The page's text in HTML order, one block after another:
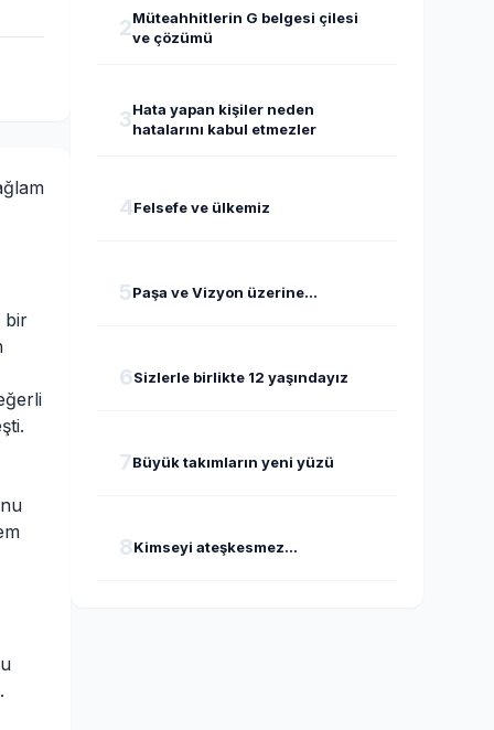
bir
2Müteahhitlerin G belgesi çilesi
ve çözümü
3Hata yapan kişiler neden
hatalarını kabul etmezler
4Felsefe ve ülkemiz
5Paşa ve Vizyon üzerine...
6Sizlerle birlikte 12 yaşındayız
7Büyük takımların yeni yüzü
8Kimseyi ateşkesmez...